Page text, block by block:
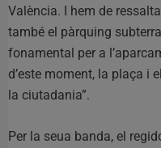
València. I hem de
també el pàrquing
fonamental per a
d’este moment, la plaça i
la ciutadania”.
Per la seua banda, el